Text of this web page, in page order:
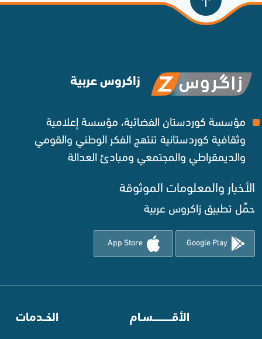
زاكروس عربية
مؤسسة كوردستان الفضائية، مؤسسة إعلامية
وثقافية كوردستانية تنتهج الفكر الوطني والقومي
والديمقراطي والمجتمعي ومبادئ العدالة ‌
الأخبار والمعلومات الموثوقة‌
حمِّل تطبيق زاكروس عربية
Google Play
App Store
الأقـــــــــــسـام الخــدمات